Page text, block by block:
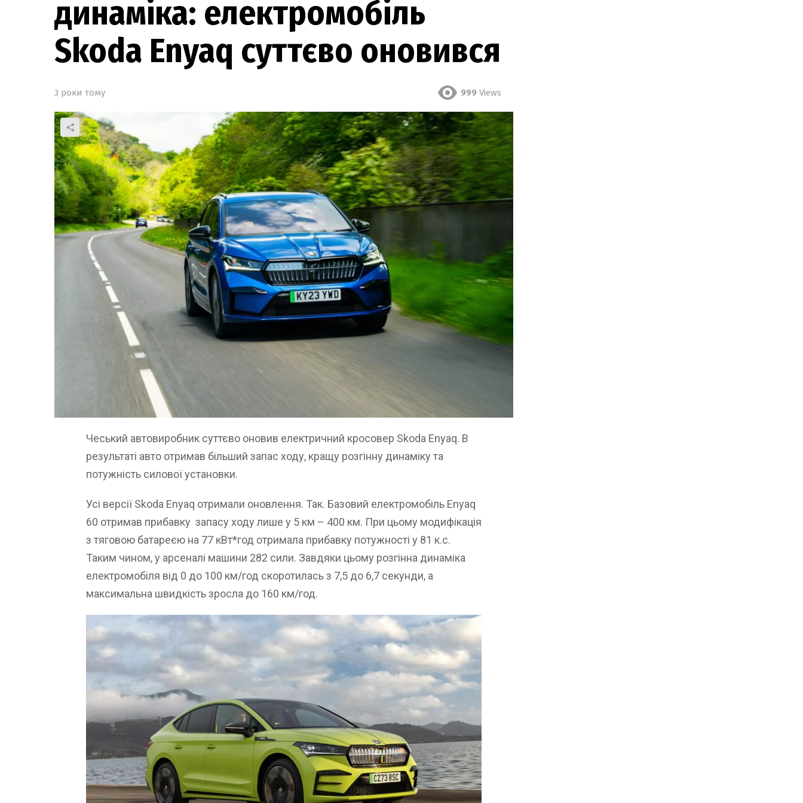
динаміка: електромобіль
Skoda Enyaq суттєво оновився
3 роки тому 999 Views
Чеський автовиробник суттєво оновив електричний кросовер Skoda Enyaq. В
результаті авто отримав більший запас ходу, кращу розгінну динаміку та
потужність силової установки.
Усі версії Skoda Enyaq отримали оновлення. Так. Базовий електромобіль Enyaq
60 отримав прибавку запасу ходу лише у 5 км – 400 км. При цьому модифікація
з тяговою батареєю на 77 кВт*год отримала прибавку потужності у 81 к.с.
Таким чином, у арсеналі машини 282 сили. Завдяки цьому розгінна динаміка
електромобіля від 0 до 100 км/год скоротилась з 7,5 до 6,7 секунди, а
максимальна швидкість зросла до 160 км/год.